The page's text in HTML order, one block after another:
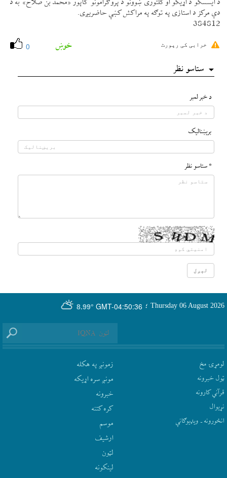
د ايسسكو د اړيكو او كلتوری ښوونو د پروګرامونو كاپور «محمد بن صلاح» به د
دې مركز د استازی په توګه په مراكش كښې حاضریږی.
384812
0 خوښ خرابی کی رپورٹ
ستاسو نظر
د خبر لمبر
بريښناليک
* ستاسو نظر
GMT-04:50:36
8.99° Thursday 06 August 2026 ؛
لومړۍ مخ
ټول خبرونه
قرآني کارونه
نړيوال
انځورونه ـ ویډیوګانې
زمونږ په هکله
مونږ سره اړيکه
‫خبرونه
کره کتنه
موسم
ارشيف
لټون
لينکونه